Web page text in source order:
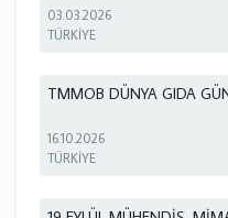
03.03.2026
TÜRKİYE
TMMOB DÜNYA GIDA
16.10.2026
TÜRKİYE